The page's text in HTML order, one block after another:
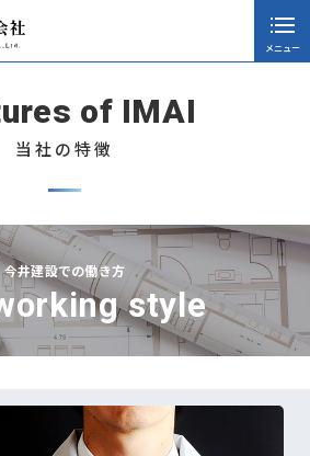
メニュー
閉じる
of IMAI
当社の特徴
今井建設での働き方
style